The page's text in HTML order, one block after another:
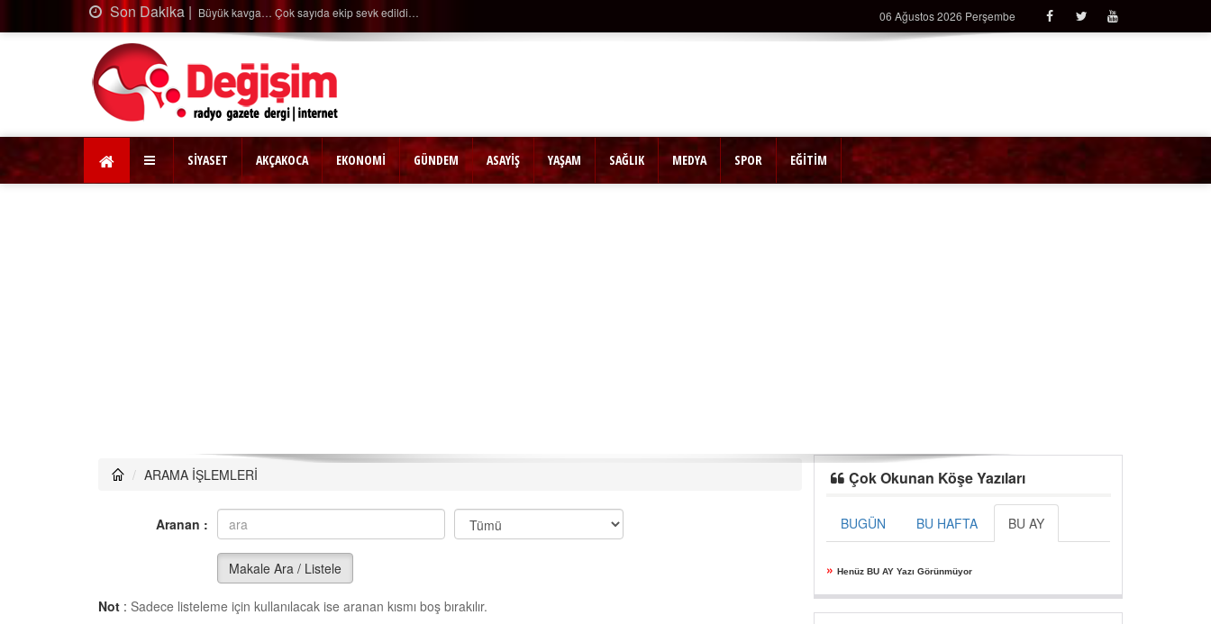
Son Dakika | Büyük kavga… Çok sayıda ekip sevk edildi… 06 Ağustos 2026 Perşembe
SİYASET AKÇAKOCA EKONOMİ GÜNDEM ASAYİŞ YAŞAM SAĞLIK MEDYA SPOR EĞİTİM
ARAMA İŞLEMLERİ
Aranan :
Makale Ara / Listele
Not : Sadece listeleme için kullanılacak ise aranan kısmı boş bırakılır.
Çok Okunan Köşe Yazıları
BUGÜN BU HAFTA BU AY
» Henüz BU AY Yazı Görünmüyor